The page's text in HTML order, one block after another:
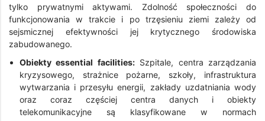
tylko prywatnymi aktywami. Zdolność społeczności do
funkcjonowania w trakcie i po trzęsieniu ziemi zależy od
sejsmicznej efektywności jej krytycznego środowiska
zabudowanego.
Obiekty essential facilities:Szpitale, centra zarządzania
kryzysowego, strażnice pożarne, szkoły, infrastruktura
wytwarzania i przesyłu energii, zakłady uzdatniania wody
oraz coraz częściej centra danych i obiekty
telekomunikacyjne są klasyfikowane w normach